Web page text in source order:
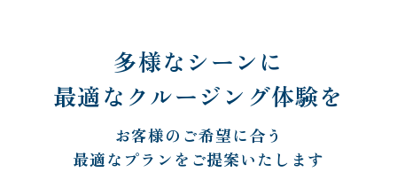
多様なシーンに
最適なクルージング体験を
お客様のご希望に合う
最適なプランをご提案いたします